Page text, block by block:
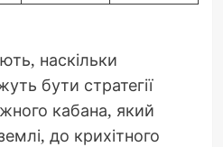
наскільки
бути стратегії
кабана, який
до крихітного